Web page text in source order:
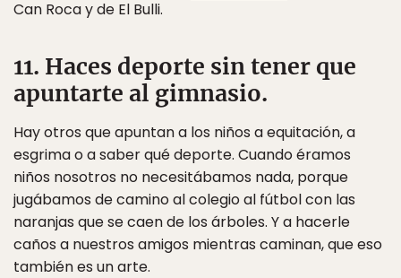
Can Roca y de El Bulli.
11. Haces deporte sin tener que
apuntarte al gimnasio.
Hay otros que apuntan a los niños a equitación, a
esgrima o a saber qué deporte. Cuando éramos
niños nosotros no necesitábamos nada, porque
jugábamos de camino al colegio al fútbol con las
naranjas que se caen de los árboles. Y a hacerle
caños a nuestros amigos mientras caminan, que eso
también es un arte.